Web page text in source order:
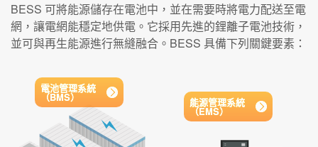
BESS 可將能源儲存在電池中，並在需要時將電力配送至電
網，讓電網能穩定地供電。它採用先進的鋰離子電池技術，
並可與再生能源進行無縫融合。BESS 具備下列關鍵要素：
電池管理系統
（BMS） 能源管理系統
（EMS）